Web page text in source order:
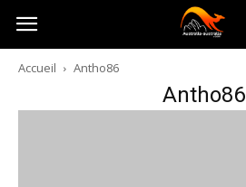
Australia-
australie.com
Accueil Antho86
Antho86